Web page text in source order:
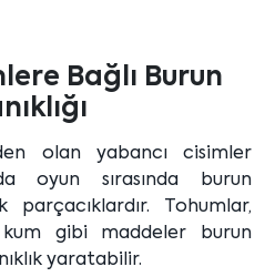
Bağlı Burun
olan yabancı cisimler
oyun sırasında burun
Tohumlar,
gibi maddeler burun
yaratabilir.